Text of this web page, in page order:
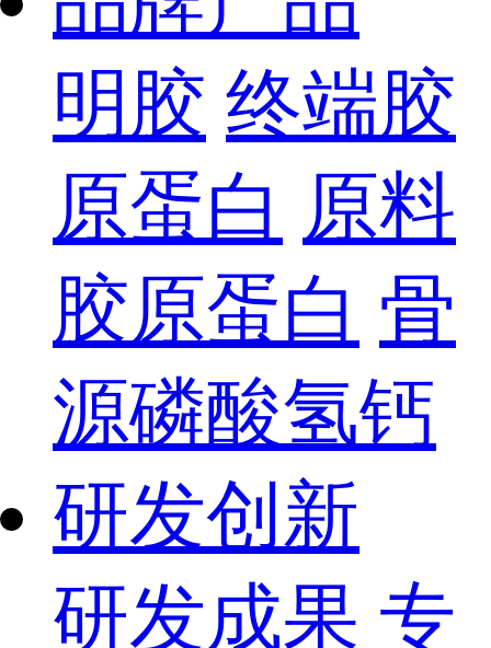
明胶 终端胶
原蛋白 原料
胶原蛋白 骨
源磷酸氢钙
研发创新
研发成果 专